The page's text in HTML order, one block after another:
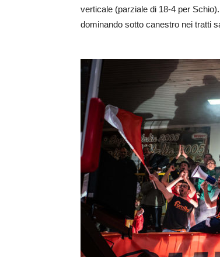
verticale (parziale di 18-4 per
dominando sotto canestro nei tratti